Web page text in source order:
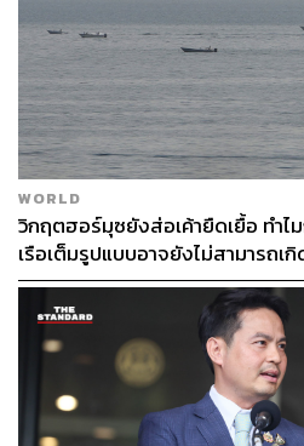
โดยวิธีการคำนวณนั้นมาจากปัจจั
ของสัญญา, อายุ, ระดับการเล่น
ขณะที่เว็บไซต์ transfermarkt.co.uk
ของวงการฟุตบอล ได้ประเมินค่าตั
เท่านั้น แต่ก็ได้ใกล้เคียงกับที่ดอร์
ดังนั้นในข้อนี้จึงน่าจะชัดเจนว่ารา
ได้เกินจากความเป็นจริงแต่อย่างใ
ที่พวกเขาจะต้องเห็นอกเห็นใจที
เพราะสโมสรก็ไม่ได้เดือดร้อนห
โดยสรุปแล้วแม้ว่าจุดยืนของดอร์
โอกาสที่ ‘มหากาพย์’ เรื่องนี้จะด
ว่ามันไม่ใช่จุดจบ แต่เป็นแค่จุดเริ่ม
WORLD
วิกฤตฮอร์มุซยังส่อเค้ายืดเยื้อ ทำไ
เรือเต็มรูปแบบอาจยังไม่สามารถเ